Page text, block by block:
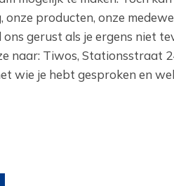
producten, onze
gerust als je ergens niet
naar: Tiwos, Stationsstraat
wie je hebt gesproken en